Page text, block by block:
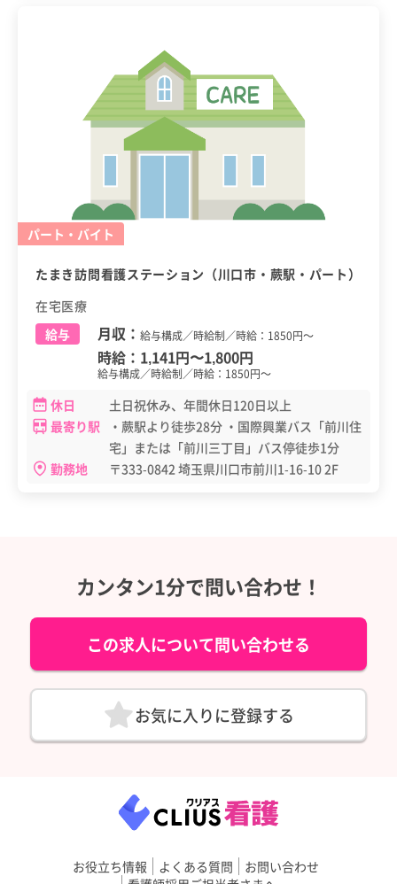
パート・バイト
たまき訪問看護ステーション（川口市・蕨駅・パート）
在宅医療
給与
月収： 給与構成／時給制／時給：1850円～
時給： 1,141円〜1,800円
給与構成／時給制／時給：1850円～
休日
土日祝休み、年間休日120日以上
最寄り駅
・蕨駅より徒歩28分 ・国際興業バス「前川住
宅」または「前川三丁目」バス停徒歩1分
勤務地
〒333-0842 埼玉県川口市前川1-16-10 2F
カンタン1分で問い合わせ！
この求人について問い合わせる
お気に入りに登録する
お役立ち情報 よくある質問
お問い合わせ